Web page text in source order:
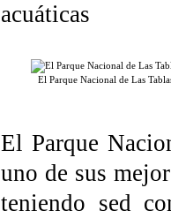
acuáticas
El Parque Nacional de Las
El Parque
uno de sus
teniendo sed